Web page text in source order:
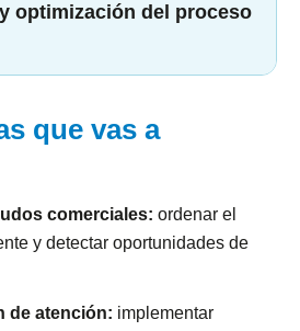
optimización del proceso
que vas a
comerciales: ordenar el
y detectar oportunidades de
de atención: implementar